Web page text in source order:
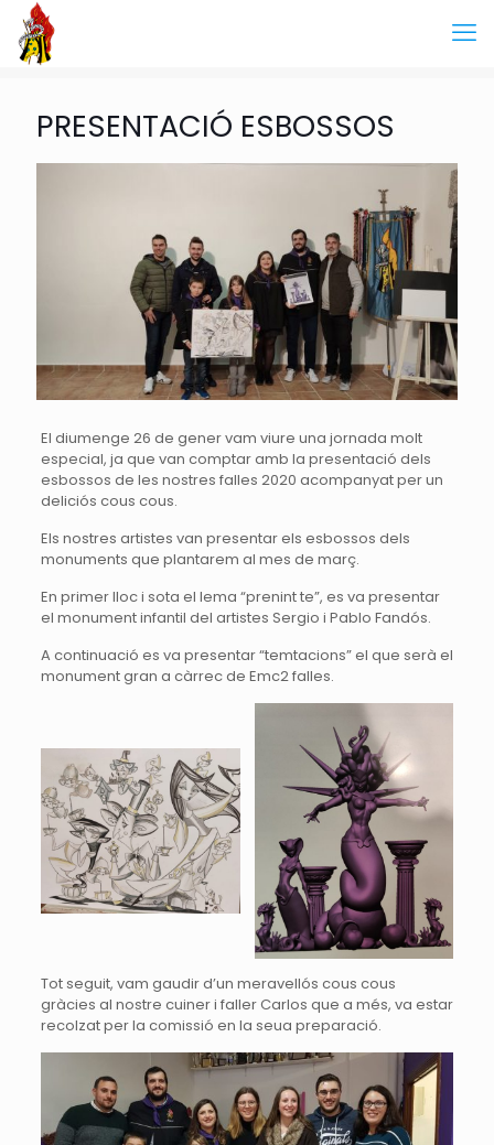
PRESENTACIÓ ESBOSSOS
El diumenge 26 de gener vam viure una jornada molt
especial, ja que van comptar amb la presentació dels
esbossos de les nostres falles 2020 acompanyat per un
deliciós cous cous.
Els nostres artistes van presentar els esbossos dels
monuments que plantarem al mes de març.
En primer lloc i sota el lema “prenint te”, es va presentar
el monument infantil del artistes Sergio i Pablo Fandós.
A continuació es va presentar “temtacions” el que serà el
monument gran a càrrec de Emc2 falles.
Tot seguit, vam gaudir d’un meravellós cous cous
gràcies al nostre cuiner i faller Carlos que a més, va estar
recolzat per la comissió en la seua preparació.